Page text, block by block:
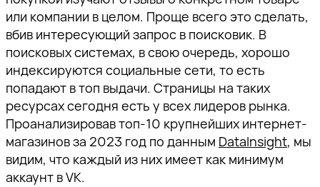
или компании в целом. Проще всего это сделать,
вбив интересующий запрос в поисковик. В
поисковых системах, в свою очередь, хорошо
индексируются социальные сети, то есть
попадают в топ выдачи. Страницы на таких
ресурсах сегодня есть у всех лидеров рынка.
Проанализировав топ-10 крупнейших интернет-
магазинов за 2023 год по данным DataInsight, мы
видим, что каждый из них имеет как минимум
аккаунт в VK.